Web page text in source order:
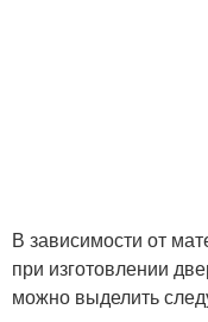
В зависимости от
при изготовлении
можно выделить